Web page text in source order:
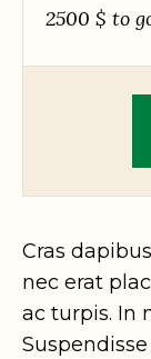
2500 $ to
Cras
nec erat
ac turpis. In